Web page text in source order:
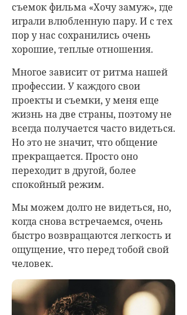
съемок фильма «Хочу замуж», где
играли влюбленную пару. И с тех
пор у нас сохранились очень
хорошие, теплые отношения.
Многое зависит от ритма нашей
профессии. У каждого свои
проекты и съемки, у меня еще
жизнь на две страны, поэтому не
всегда получается часто видеться.
Но это не значит, что общение
прекращается. Просто оно
переходит в другой, более
спокойный режим.
Мы можем долго не видеться, но,
когда снова встречаемся, очень
быстро возвращаются легкость и
ощущение, что перед тобой свой
человек.